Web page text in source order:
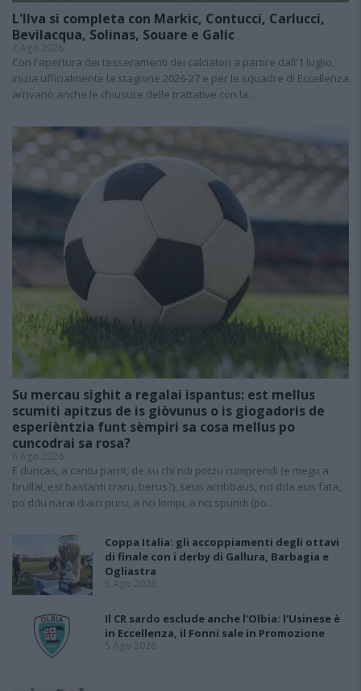
L'Ilva si completa con Markic, Contucci, Carlucci,
Bevilacqua, Solinas, Souare e Galic
7 Ago 2026
Con l'apertura dei tesseramenti dei calciatori a partire dall'1 luglio,
inizia ufficialmente la stagione 2026-27 e per le squadre di Eccellenza
arrivano anche le chiusure delle trattative con la…
Su mercau sighit a regalai ispantus: est mellus
scumiti apitzus de is giòvunus o is giogadoris de
esperièntzia funt sèmpiri sa cosa mellus po
cuncodrai sa rosa?
6 Ago 2026
E duncas, a cantu parrit, de su chi ndi potzu cumprendi (e megu a
brullai, est bastanti craru, berus?), seus arribbaus, nci dda eus fata,
po ddu narai diaici puru, a nci lompi, a nci spundi (po…
Coppa Italia: gli accoppiamenti degli ottavi
di finale con i derby di Gallura, Barbagia e
Ogliastra
5 Ago 2026
Il CR sardo esclude anche l'Olbia: l'Usinese è
in Eccellenza, il Fonni sale in Promozione
5 Ago 2026